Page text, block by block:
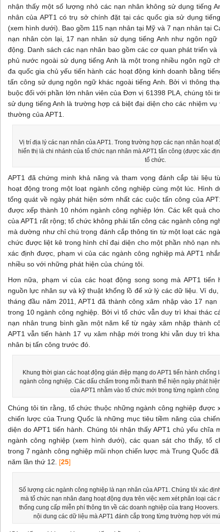
nhận thấy một số lượng nhỏ các nạn nhân không sử dụng tiếng
nhân của APT1 có trụ sở chính đặt tại các quốc gia sử dụng
(xem hình dưới). Bao gồm 115 nạn nhân tại Mỹ và 7 nạn nhân tại
nạn nhân còn lại, 17 nạn nhân sử dụng tiếng Anh như ngôn
động. Danh sách các nạn nhân bao gồm các cơ quan phát triển
phủ nước ngoài sử dụng tiếng Anh là một trong nhiều ngôn ngữ
đa quốc gia chủ yếu tiến hành các hoạt động kinh doanh bằng
tấn công sử dụng ngôn ngữ khác ngoài tiếng Anh. Bởi vì thông
buộc đối với phần lớn nhân viên của Đơn vị 61398 PLA, chúng tôi
sử dụng tiếng Anh là trường hợp cá biệt đại diện cho các nhiệm
thường của APT1.
Vị trí địa lý các nạn nhân của APT1. Trong trường hợp các nạn nhân hoạt
hiển thị là chi nhánh của tổ chức nạn nhân mà APT1 tấn công (được xác
tổ chức.
APT1 đã chứng minh khả năng và tham vọng đánh cắp tài liệu
hoạt động trong một loạt ngành công nghiệp cùng một lúc. Hình
tổng quát về ngày phát hiện sớm nhất các cuộc tấn công của
được xếp thành 10 nhóm ngành công nghiệp lớn. Các kết quả
của APT1 rất rộng; tổ chức không phải tấn công các ngành công
mà dường như chỉ chú trọng đánh cắp thông tin từ một loạt các
chức được liệt kê trong hình chỉ đại diện cho một phần nhỏ nạn
xác định được, phạm vi của các ngành công nghiệp mà APT1
nhiều so với những phát hiện của chúng tôi.
Hơn nữa, phạm vi của các hoạt động song song mà APT1 tiến
nguồn lực nhân sự và kỹ thuật khổng lồ để xử lý các dữ liệu. Ví
tháng đầu năm 2011, APT1 đã thành công xâm nhập vào 17
trong 10 ngành công nghiệp. Bởi vì tổ chức vẫn duy trì khai thác
nạn nhân trung bình gần một năm kể từ ngày xâm nhập thành
APT1 vẫn tiến hành 17 vụ xâm nhập mới trong khi vẫn duy trì
nhân bị tấn công trước đó.
Khung thời gian các hoạt động gián điệp mạng do APT1 tiến hành chống
ngành công nghiệp. Các dấu chấm trong mỗi thanh thể hiện ngày phát
của APT1 nhằm vào tổ chức mới trong từng ngành
Chúng tôi tin rằng, tổ chức thuộc những ngành công nghiệp được
chiến lược của Trung Quốc là những mục tiêu tiềm năng của
diện do APT1 tiến hành. Chúng tôi nhận thấy APT1 chủ yếu chĩa
ngành công nghiệp (xem hình dưới), các quan sát cho thấy, tổ
trong 7 ngành công nghiệp mũi nhọn chiến lược mà Trung Quốc
năm lần thứ 12. [25]
Số lượng các ngành công nghiệp là nạn nhân của APT1. Chúng tôi xác
mà tổ chức nạn nhân đang hoạt động dựa trên việc xem xét phân loại các
thống cung cấp miễn phí thông tin về các doanh nghiệp của trang
nội dung các dữ liệu mà APT1 đánh cắp trong từng trường hợp với